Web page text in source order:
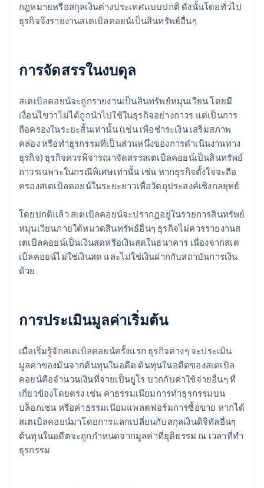
กฎหมายหรือสกุลเงินต่างประเทศแบบปกติ ดังนั้นโดยทั่วไป
ธุรกิจจึงรายงานสเตเบิลคอยน์เป็นสินทรัพย์อื่นๆ
การจัดสรรในงบดุล
สเตเบิลคอยน์จะถูกรายงานเป็นสินทรัพย์หมุนเวียน โดยมี
เงื่อนไขว่าไม่ได้ถูกนำไปใช้ในธุรกิจอย่างถาวร แต่เป็นการ
ถือครองในระยะสั้นเท่านั้น (เช่น เพื่อชำระเงิน เสริมสภาพ
คล่อง หรือทำธุรกรรมที่เป็นส่วนหนึ่งของการดำเนินงานทาง
ธุรกิจ) ธุรกิจควรพิจารณาจัดสรรสเตเบิลคอยน์เป็นสินทรัพย์
ถาวรเฉพาะในกรณีพิเศษเท่านั้น เช่น หากธุรกิจตั้งใจจะถือ
ครองสเตเบิลคอยน์ในระยะยาวเพื่อวัตถุประสงค์เชิงกลยุทธ์
โดยปกติแล้ว สเตเบิลคอยน์จะปรากฏอยู่ในรายการสินทรัพย์
หมุนเวียนภายใต้หมวดสินทรัพย์อื่นๆ ธุรกิจไม่ควรรายงานส
เตเบิลคอยน์เป็นเงินสดหรือเงินสดในธนาคาร เนื่องจากสเต
เบิลคอยน์ไม่ใช่เงินสด และไม่ใช่เงินฝากกับสถาบันการเงิน
ด้วย
การประเมินมูลค่าเริ่มต้น
เมื่อเริ่มรู้จักสเตเบิลคอยน์ครั้งแรก ธุรกิจต่างๆ จะประเมิน
มูลค่าของมันจากต้นทุนในอดีต ต้นทุนในอดีตของสเตเบิล
คอยน์คือจำนวนเงินที่จ่ายเป็นยูโร บวกกับค่าใช้จ่ายอื่นๆ ที่
เกี่ยวข้องโดยตรง เช่น ค่าธรรมเนียมการทำธุรกรรมบน
บล็อกเชน หรือค่าธรรมเนียมแพลตฟอร์มการซื้อขาย หากได้
สเตเบิลคอยน์มาโดยการแลกเปลี่ยนกับสกุลเงินดิจิทัลอื่นๆ
ต้นทุนในอดีตจะถูกกำหนดจากมูลค่าที่ยุติธรรม ณ เวลาที่ทำ
ธุรกรรม